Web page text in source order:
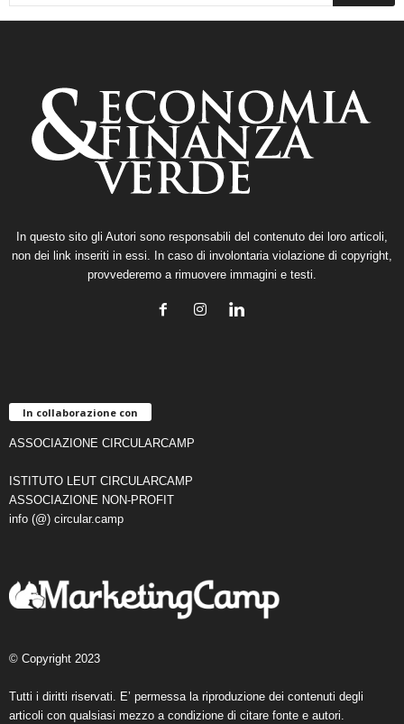
In questo sito gli Autori sono responsabili del contenuto dei loro articoli,
non dei link inseriti in essi. In caso di involontaria violazione di copyright,
provvederemo a rimuovere immagini e testi.
In collaborazione con
ASSOCIAZIONE CIRCULARCAMP
ISTITUTO LEUT CIRCULARCAMP
ASSOCIAZIONE NON-PROFIT
info (@) circular.camp
© Copyright 2023
Tutti i diritti riservati. E’ permessa la riproduzione dei contenuti degli
articoli con qualsiasi mezzo a condizione di citare fonte e autori.